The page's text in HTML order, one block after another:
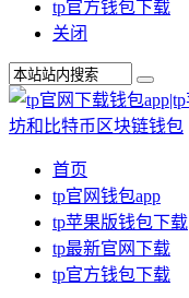
tp官方钱包下载
关闭
首页
tp官网钱包app
tp苹果版钱包下载
tp最新官网下载
tp官方钱包下载